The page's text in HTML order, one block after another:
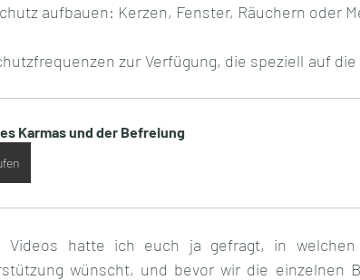
aufbauen: Kerzen, Fenster, Räuchern oder
zur Verfügung, die speziell auf
Karmas und der Befreiung
hatte ich euch ja gefragt, in welchen
wünscht, und bevor wir die einzelnen